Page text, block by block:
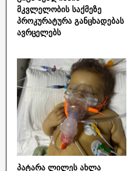
მკვლელობის საქმეზე
პროკურატურა განცხადებას
ავრცელებს
პატარა ლილეს ახლა